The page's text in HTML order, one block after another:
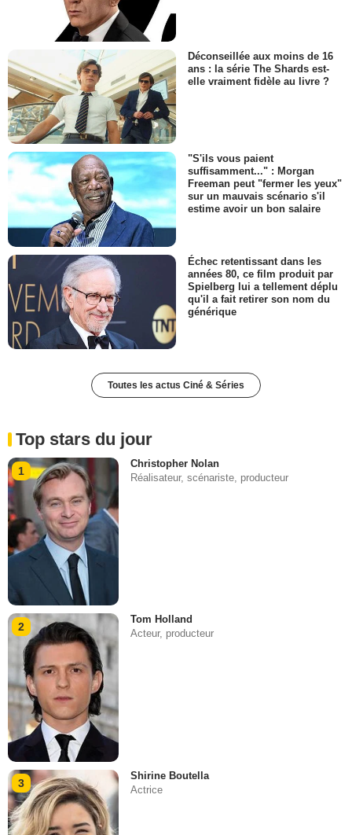
Déconseillée aux moins de 16
ans : la série The Shards est-
elle vraiment fidèle au livre ?
"S'ils vous paient
suffisamment..." : Morgan
Freeman peut "fermer les yeux"
sur un mauvais scénario s'il
estime avoir un bon salaire
Échec retentissant dans les
années 80, ce film produit par
Spielberg lui a tellement déplu
qu'il a fait retirer son nom du
générique
Toutes les actus Ciné & Séries
Top stars du jour
1
Christopher Nolan
Réalisateur, scénariste, producteur
2
Tom Holland
Acteur, producteur
3
Shirine Boutella
Actrice